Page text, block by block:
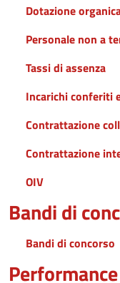
Dotazione
Personale non a
Tassi di assenza
Incarichi conferiti
Contrattazione
Contrattazione
OIV
Bandi di
Bandi di concorso
Performance